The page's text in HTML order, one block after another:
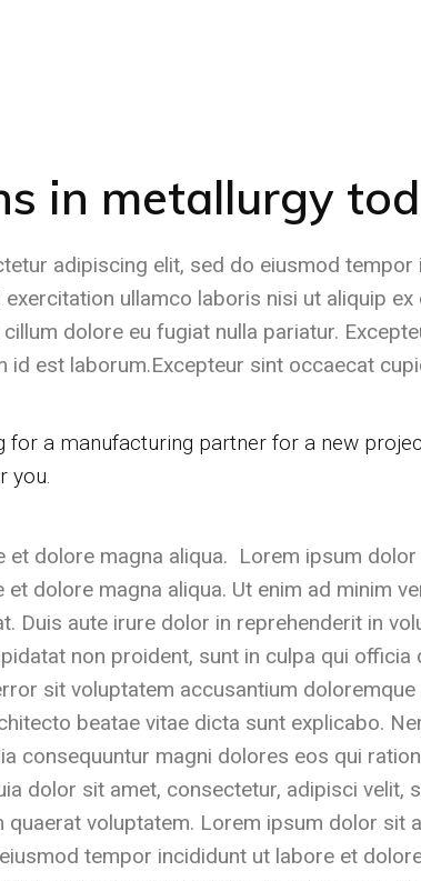
in metallurgy
adipiscing elit, sed do eiusmod
ullamco laboris nisi ut aliquip
dolore eu fugiat nulla pariatur.
id est laborum.Excepteur sint occaecat
for a manufacturing partner for a new
you.
et dolore magna aliqua. Lorem ipsum
dolore magna aliqua. Ut enim ad minim
Duis aute irure dolor in reprehenderit in
non proident, sunt in culpa qui
sit voluptatem accusantium
beatae vitae dicta sunt explicabo.
consequuntur magni dolores eos qui
dolor sit amet, consectetur, adipisci velit,
voluptatem. Lorem ipsum dolor sit
tempor incididunt ut labore et